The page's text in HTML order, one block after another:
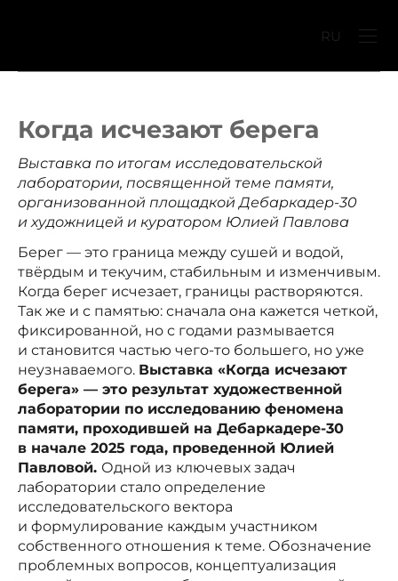
RU
Когда исчезают берега
Выставка по итогам исследовательской
лаборатории, посвященной теме памяти,
организованной площадкой Дебаркадер-30
и художницей и куратором Юлией Павлова
Берег — это граница между сушей и водой,
твёрдым и текучим, стабильным и изменчивым.
Когда берег исчезает, границы растворяются.
Так же и с памятью: сначала она кажется четкой,
фиксированной, но с годами размывается
и становится частью чего-то большего, но уже
неузнаваемого. Выставка «Когда исчезают
берега» — это результат художественной
лаборатории по исследованию феномена
памяти, проходившей на Дебаркадере-30
в начале 2025 года, проведенной Юлией
Павловой. Одной из ключевых задач
лаборатории стало определение
исследовательского вектора
и формулирование каждым участником
собственного отношения к теме. Обозначение
проблемных вопросов, концептуализация